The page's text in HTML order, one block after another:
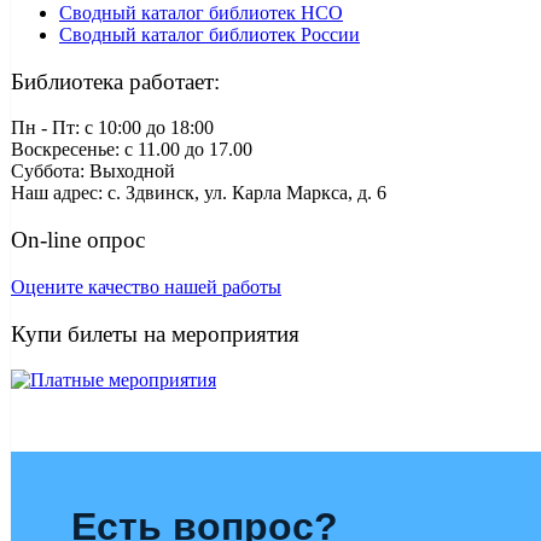
Сводный каталог библиотек НСО
Сводный каталог библиотек России
Библиотека работает:
Пн - Пт: c 10:00 до 18:00
Воскресенье: с 11.00 до 17.00
Суббота: Выходной
Наш адрес: с. Здвинск, ул. Карла Маркса, д. 6
On-line опрос
Оцените качество нашей работы
Купи билеты на мероприятия
Есть вопрос?